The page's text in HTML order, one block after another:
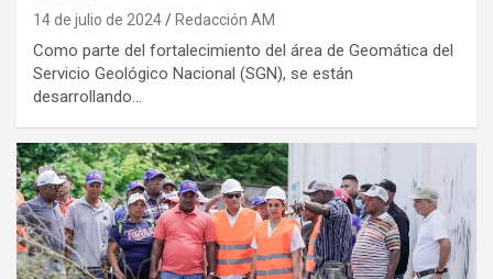
14 de julio de 2024 Redacción AM
Como parte del fortalecimiento del área de Geomática del
Servicio Geológico Nacional (SGN), se están
desarrollando…